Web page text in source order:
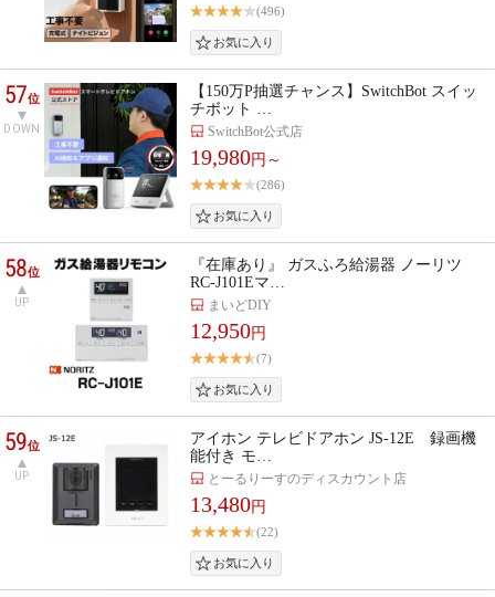
(496)
57位
DOWN
【150万P抽選チャンス】SwitchBot スイッ
チボット …
SwitchBot公式店
19,980円～
(286)
58位
UP
『在庫あり』 ガスふろ給湯器 ノーリツ
RC-J101Eマ…
まいどDIY
12,950円
(7)
59位
UP
アイホン テレビドアホン JS-12E 録画機
能付き モ…
とーるりーすのディスカウント店
13,480円
(22)